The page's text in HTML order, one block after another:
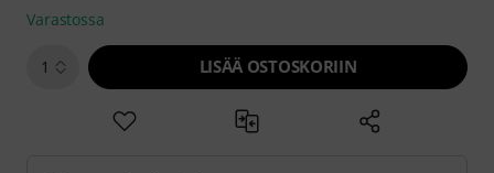
Varastossa
1 LISÄÄ OSTOSKORIIN